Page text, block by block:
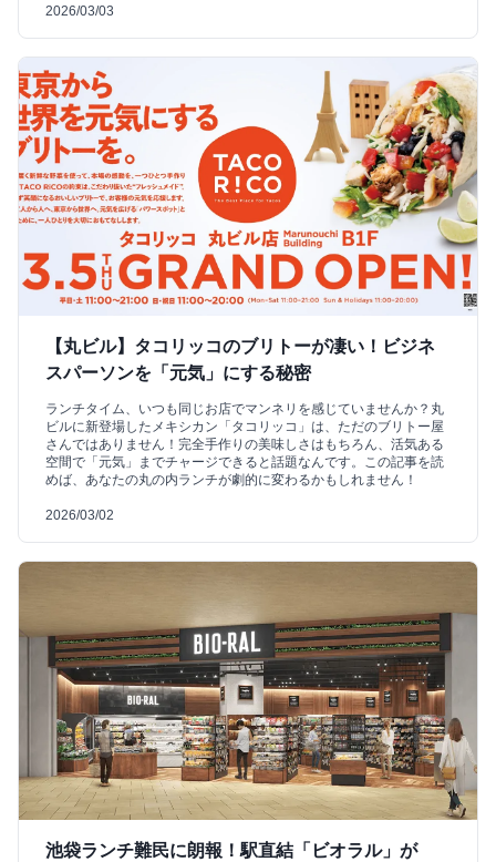
2026/03/03
【丸ビル】タコリッコのブリトーが凄い！ビジネ
スパーソンを「元気」にする秘密
ランチタイム、いつも同じお店でマンネリを感じていませんか？丸
ビルに新登場したメキシカン「タコリッコ」は、ただのブリトー屋
さんではありません！完全手作りの美味しさはもちろん、活気ある
空間で「元気」までチャージできると話題なんです。この記事を読
めば、あなたの丸の内ランチが劇的に変わるかもしれません！
2026/03/02
池袋ランチ難民に朗報！駅直結「ビオラル」が